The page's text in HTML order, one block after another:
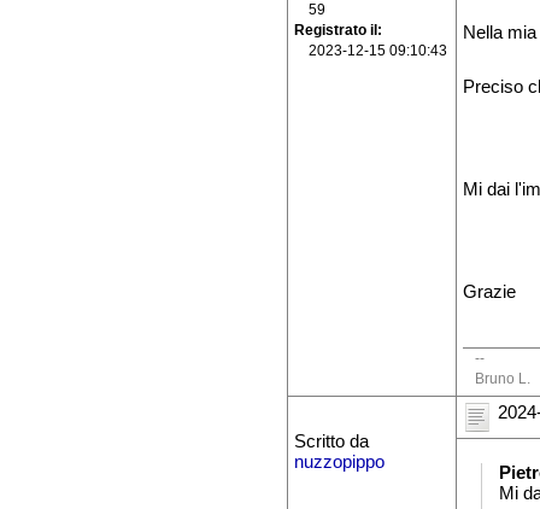
59
Registrato il
2023-12-15 09:10:43
Nella
Preciso
Mi dai
Grazie
--
Bruno L.
Scritto da
nuzzopippo
Mi